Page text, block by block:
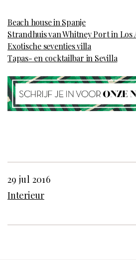
Beach house in Spanje
Strandhuis van Whitney Port in Los
Exotische seventies villa
Tapas- en cocktailbar in Sevilla
29 jul 2016
Interieur